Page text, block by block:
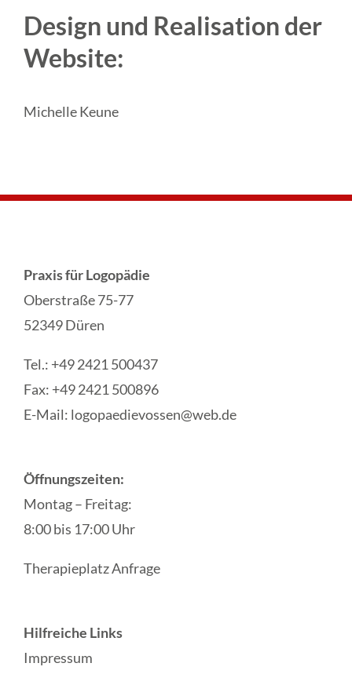
Design und Realisation der
Website:
Michelle Keune
Praxis für Logopädie
Oberstraße 75-77
52349 Düren
Tel.: +49 2421 500437
Fax: +49 2421 500896
E-Mail: logopaedievossen@web.de
Öffnungszeiten:
Montag – Freitag:
8:00 bis 17:00 Uhr
Therapieplatz Anfrage
Hilfreiche Links
Impressum